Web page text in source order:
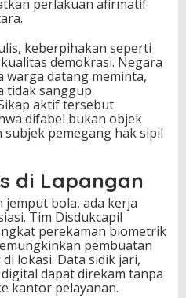
perlakuan afirmatif
keberpihakan seperti
demokrasi. Negara
warga datang meminta,
tidak sanggup
aktif tersebut
difabel bukan objek
subjek pemegang hak sipil
di Lapangan
bola, ada kerja
Tim Disdukcapil
perekaman biometrik
pembuatan
lokasi. Data sidik jari,
dapat direkam tanpa
kantor pelayanan.